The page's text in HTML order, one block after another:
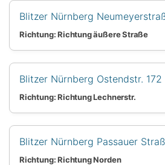
Blitzer Nürnberg
Richtung: Richtung äußere Straße
Blitzer Nürnberg Ostendstr. 172
Richtung: Richtung Lechnerstr.
Blitzer Nürnberg Passauer
Richtung: Richtung Norden